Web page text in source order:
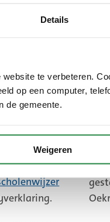
Details
te verbeteren.
op een computer,
de gemeente.
Weigeren
aanmelden
De